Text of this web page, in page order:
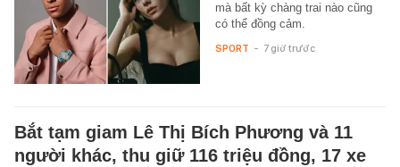
mà bất kỳ chàng trai nào cũng
có thể đồng cảm.
SPORT - 7 giờ trước
Bắt tạm giam Lê Thị Bích Phương và 11
người khác, thu giữ 116 triệu đồng, 17 xe